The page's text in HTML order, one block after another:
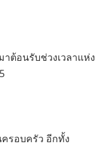
ต้อนรับช่วงเวลาแห่ง
รอบครัว อีกทั้ง